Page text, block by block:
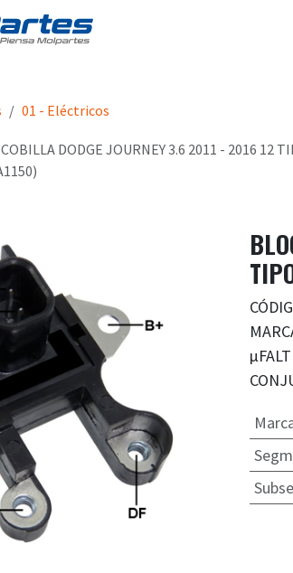
01 - Eléctricos
DODGE JOURNEY 3.6 2011 - 2016 12